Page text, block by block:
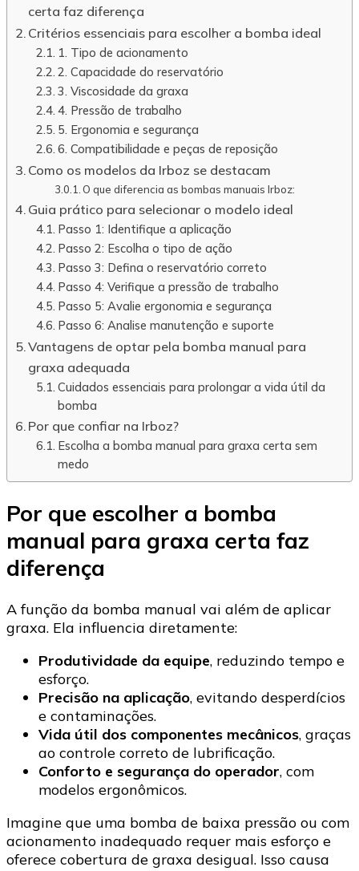
certa faz diferença
Critérios essenciais para escolher a bomba ideal
1. Tipo de acionamento
2. Capacidade do reservatório
3. Viscosidade da graxa
4. Pressão de trabalho
5. Ergonomia e segurança
6. Compatibilidade e peças de reposição
Como os modelos da Irboz se destacam
O que diferencia as bombas manuais Irboz:
Guia prático para selecionar o modelo ideal
Passo 1: Identifique a aplicação
Passo 2: Escolha o tipo de ação
Passo 3: Defina o reservatório correto
Passo 4: Verifique a pressão de trabalho
Passo 5: Avalie ergonomia e segurança
Passo 6: Analise manutenção e suporte
Vantagens de optar pela bomba manual para
graxa adequada
Cuidados essenciais para prolongar a vida útil da
bomba
Por que confiar na Irboz?
Escolha a bomba manual para graxa certa sem
medo
Por que escolher a bomba
manual para graxa certa faz
diferença
A função da bomba manual vai além de aplicar
graxa. Ela influencia diretamente:
Produtividade da equipe, reduzindo tempo e
esforço.
Precisão na aplicação, evitando desperdícios
e contaminações.
Vida útil dos componentes mecânicos, graças
ao controle correto de lubrificação.
Conforto e segurança do operador, com
modelos ergonômicos.
Imagine que uma bomba de baixa pressão ou com
acionamento inadequado requer mais esforço e
oferece cobertura de graxa desigual. Isso causa